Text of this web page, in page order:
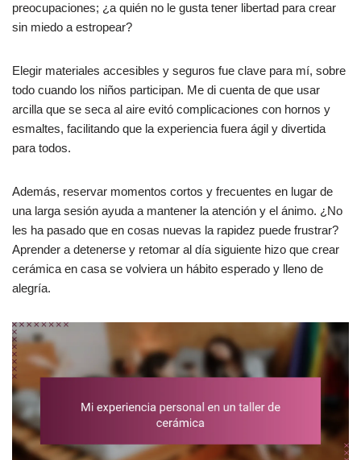
preocupaciones; ¿a quién no le gusta tener libertad para crear
sin miedo a estropear?
Elegir materiales accesibles y seguros fue clave para mí, sobre
todo cuando los niños participan. Me di cuenta de que usar
arcilla que se seca al aire evitó complicaciones con hornos y
esmaltes, facilitando que la experiencia fuera ágil y divertida
para todos.
Además, reservar momentos cortos y frecuentes en lugar de
una larga sesión ayuda a mantener la atención y el ánimo. ¿No
les ha pasado que en cosas nuevas la rapidez puede frustrar?
Aprender a detenerse y retomar al día siguiente hizo que crear
cerámica en casa se volviera un hábito esperado y lleno de
alegría.